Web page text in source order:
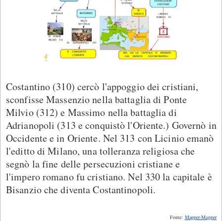
Costantino (310) cercò l'appoggio dei cristiani,
sconfisse Massenzio nella battaglia di Ponte
Milvio (312) e Massimo nella battaglia di
Adrianopoli (313 e conquistò l'Oriente.) Governò in
Occidente e in Oriente. Nel 313 con Licinio emanò
l'editto di Milano, una tolleranza religiosa che
segnò la fine delle persecuzioni cristiane e
l'impero romano fu cristiano. Nel 330 la capitale è
Bisanzio che diventa Costantinopoli.
Fonte: Mapper-Mapper